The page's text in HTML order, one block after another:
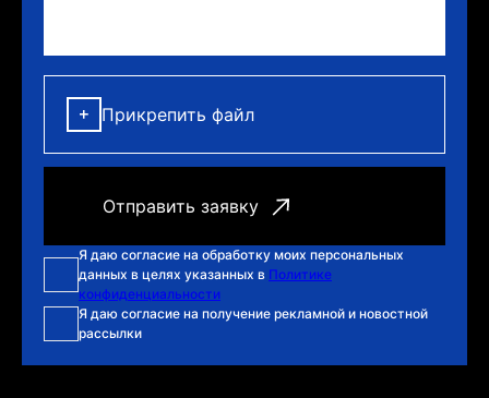
Прикрепить файл
Я даю согласие на обработку моих персональных
данных в целях указанных в Политике
конфиденциальности
Я даю согласие на получение рекламной и новостной
рассылки